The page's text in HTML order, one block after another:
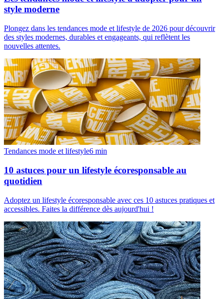
style moderne
Plongez dans les tendances mode et lifestyle de 2026 pour découvrir
des styles modernes, durables et engageants, qui reflètent les
nouvelles attentes.
Tendances mode et lifestyle6 min
10 astuces pour un lifestyle écoresponsable au
quotidien
Adoptez un lifestyle écoresponsable avec ces 10 astuces pratiques et
accessibles. Faites la différence dès aujourd'hui !